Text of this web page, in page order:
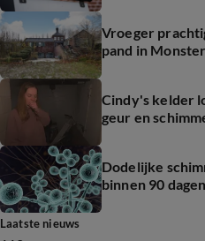
Vroeger
pand in
Cindy's kelder
geur en
Dodelijke
binnen 90 dagen
Laatste nieuws